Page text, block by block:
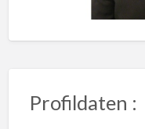
Profildaten :